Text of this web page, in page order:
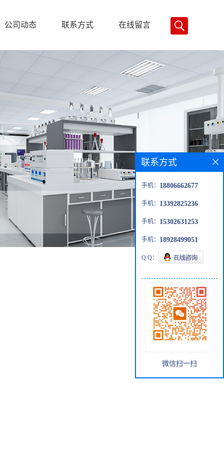
公司动态 联系方式 在线留言
联系方式
手机： 18806662677
手机： 13392825236
手机： 15302631253
手机： 18928499051
Q Q：
微信扫一扫